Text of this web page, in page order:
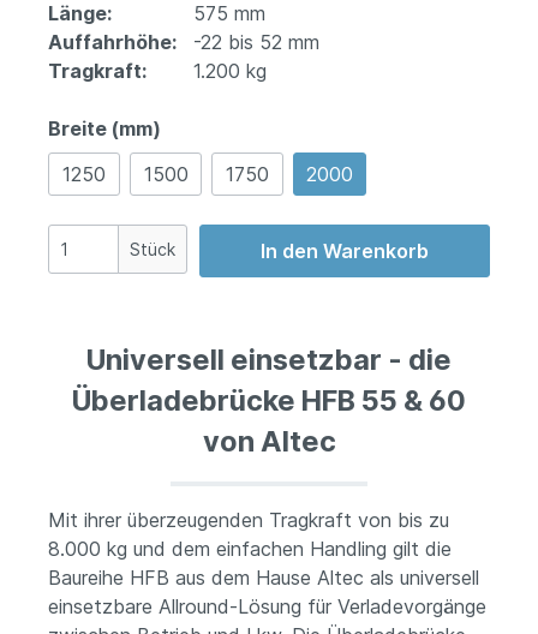
Länge:
575 mm
Auffahrhöhe:
-22 bis 52 mm
Tragkraft:
1.200 kg
Breite (mm)
1250
1500 1750 2000
Stück In den Warenkorb
Universell einsetzbar - die
Überladebrücke HFB 55 & 60
von Altec
Mit ihrer überzeugenden Tragkraft von bis zu
8.000 kg und dem einfachen Handling gilt die
Baureihe HFB aus dem Hause Altec als universell
einsetzbare Allround-Lösung für Verladevorgänge